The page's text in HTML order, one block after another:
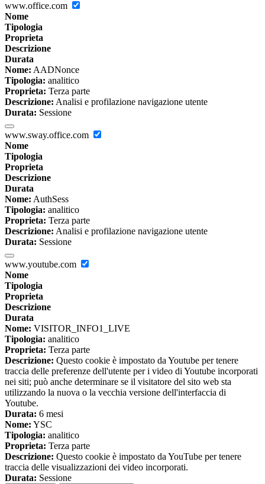
www.office.com
Nome
Tipologia
Proprieta
Descrizione
Durata
Nome: AADNonce
Tipologia: analitico
Proprieta: Terza parte
Descrizione: Analisi e profilazione navigazione utente
Durata: Sessione
www.sway.office.com
Nome
Tipologia
Proprieta
Descrizione
Durata
Nome: AuthSess
Tipologia: analitico
Proprieta: Terza parte
Descrizione: Analisi e profilazione navigazione utente
Durata: Sessione
www.youtube.com
Nome
Tipologia
Proprieta
Descrizione
Durata
Nome: VISITOR_INFO1_LIVE
Tipologia: analitico
Proprieta: Terza parte
Descrizione: Questo cookie è impostato da Youtube per tenere
traccia delle preferenze dell'utente per i video di Youtube incorporati
nei siti; può anche determinare se il visitatore del sito web sta
utilizzando la nuova o la vecchia versione dell'interfaccia di
Youtube.
Durata: 6 mesi
Nome: YSC
Tipologia: analitico
Proprieta: Terza parte
Descrizione: Questo cookie è impostato da YouTube per tenere
traccia delle visualizzazioni dei video incorporati.
Durata: Sessione